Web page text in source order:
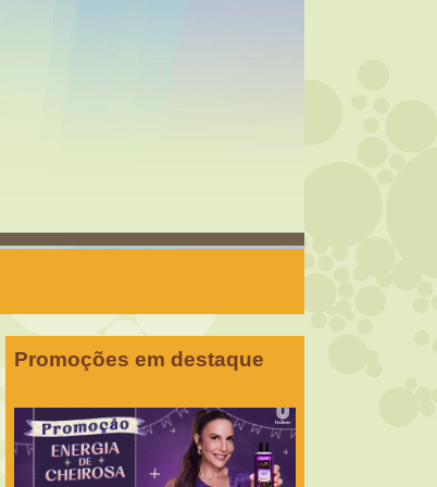
Promoções em destaque